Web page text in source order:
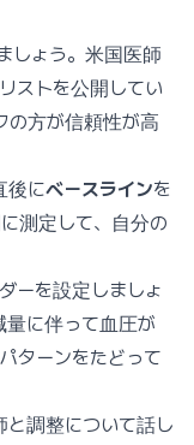
しょう。米国医師
ストを公開してい
の方が信頼性が高
後にベースラインを
測定して、自分の
ーを設定しましょ
に伴って血圧が
ターンをたどって
と調整について話し